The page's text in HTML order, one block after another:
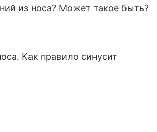
из носа? Может такое быть?
Как правило синусит